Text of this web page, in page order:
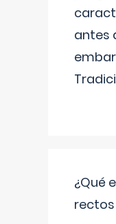
antes
¿Qué